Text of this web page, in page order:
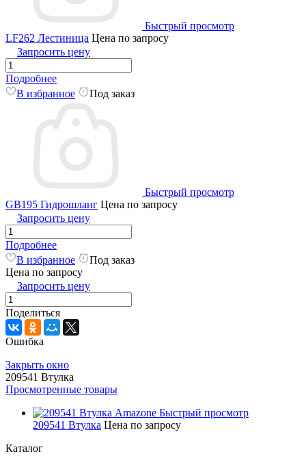
Быстрый просмотр
LF262 Лестиница Цена по запросу
Запросить цену
Подробнее
В избранное
Под заказ
Быстрый просмотр
GB195 Гидрошланг Цена по запросу
Запросить цену
Подробнее
В избранное
Под заказ
Цена по запросу
Запросить цену
Поделиться
Ошибка
Закрыть окно
209541 Втулка
Просмотренные товары
Быстрый просмотр
209541 Втулка Цена по запросу
Каталог